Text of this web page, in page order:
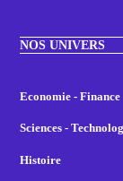
NOS UNIVERS
Economie - Finance
Sciences -
Histoire